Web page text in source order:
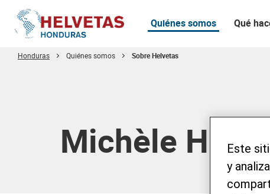
Quiénes somos Qué
Honduras Quiénes somos Sobre Helvetas
Michèle Heeb
Este
y